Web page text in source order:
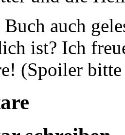
Buch auch
ist? Ich
(Spoiler